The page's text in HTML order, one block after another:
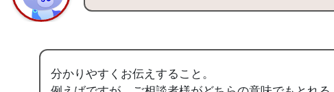
分かりやすくお伝えすること。